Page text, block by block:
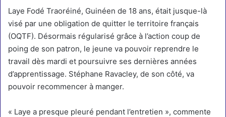
Laye Fodé Traoréiné, Guinéen de 18 ans, était jusque-là
visé par une obligation de quitter le territoire français
(OQTF). Désormais régularisé grâce à l’action coup de
poing de son patron, le jeune va pouvoir reprendre le
travail dès mardi et poursuivre ses dernières années
d’apprentissage. Stéphane Ravacley, de son côté, va
pouvoir recommencer à manger.
« Laye a presque pleuré pendant l’entretien », commente